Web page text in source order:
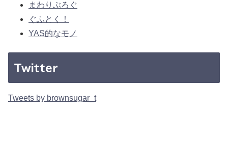
まわりぶろぐ
ぐふとく！
YAS的なモノ
Twitter
Tweets by brownsugar_t